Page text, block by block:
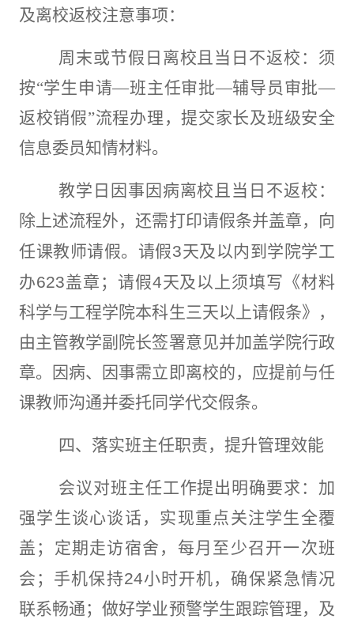
及离校返校注意事项：
周末或节假日离校且当日不返校：须
按“学生申请—班主任审批—辅导员审批—
返校销假”流程办理，提交家长及班级安全
信息委员知情材料。
教学日因事因病离校且当日不返校：
除上述流程外，还需打印请假条并盖章，向
任课教师请假。请假3天及以内到学院学工
办623盖章；请假4天及以上须填写《材料
科学与工程学院本科生三天以上请假条》，
由主管教学副院长签署意见并加盖学院行政
章。因病、因事需立即离校的，应提前与任
课教师沟通并委托同学代交假条。
四、落实班主任职责，提升管理效能
会议对班主任工作提出明确要求：加
强学生谈心谈话，实现重点关注学生全覆
盖；定期走访宿舍，每月至少召开一次班
会；手机保持24小时开机，确保紧急情况
联系畅通；做好学业预警学生跟踪管理，及